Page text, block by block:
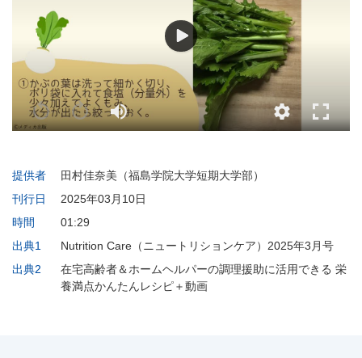
提供者
田村佳奈美（福島学院大学短期大学部）
刊行日
2025年03月10日
時間
01:29
出典1
Nutrition Care（ニュートリションケア）2025年3月号
出典2
在宅高齢者＆ホームヘルパーの調理援助に活用できる 栄
養満点かんたんレシピ＋動画